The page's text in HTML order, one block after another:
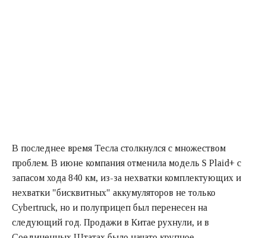
В последнее время Тесла столкнулся с множеством
проблем. В июне компания отменила модель S Plaid+ с
запасом хода 840 км, из-за нехватки комплектующих и
нехватки "бисквитных" аккумуляторов не только
Cybertruck, но и полуприцеп был перенесен на
следующий год. Продажи в Китае рухнули, и в